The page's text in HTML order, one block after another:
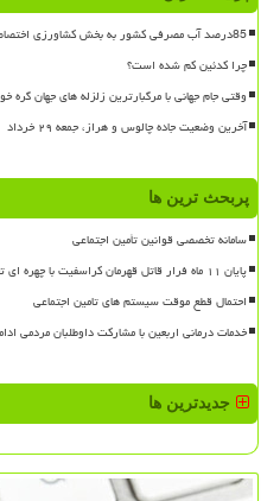
85درصد آب مصرفی کشور به بخش کشاورزی اختصاص دارد، آن هم با قیمت خیلی پایین
چرا کدئین کم شده است؟
وقتی جام جهانی با مرگبارترین زلزله های جهان گره
آخرین وضعیت جاده چالوس و هراز، جمعه ۲۹ خرداد
پربحث ترین ها
سامانه تخصصی قوانین تأمین اجتماعی
پایان ۱۱ ماه فرار قاتل قهرمان کراسفیت با چهره ای تغییرکرده دستگیر شد
احتمال قطع موقت سیستم های تامین اجتماعی
خدمات درمانی اربعین با مشارکت داوطلبان مردمی
جدیدترین ها